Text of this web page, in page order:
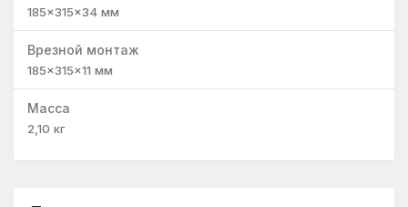
185×315×34 мм
Врезной монтаж
185×315×11 мм
Масса
2,10 кг